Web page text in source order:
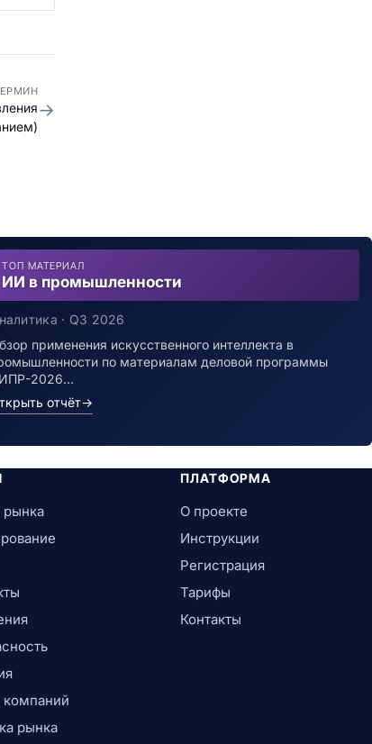
→
ТОП МАТЕРИАЛ
ИИ в промышленности
· Q3 2026
применения искусственного интеллекта в
по материалам деловой программы
2026…
отчёт→
рынка
компаний
рынка
ПЛАТФОРМА
О проекте
Инструкции
Регистрация
Тарифы
Контакты